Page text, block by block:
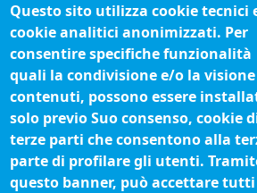
Concorsi e selezioni
Organigramma
Procedimenti (come fare per)
Siti tematici
Biblioteca camerale
Fatturazione elettronica
Questo sito utilizza cookie tecnici
cookie analitici anonimizzati. Per
consentire specifiche funzionalità
quali la condivisione e/o la
contenuti, possono essere
solo previo Suo consenso, cookie
terze parti che consentono alla
parte di profilare gli utenti.
questo banner, può accettare